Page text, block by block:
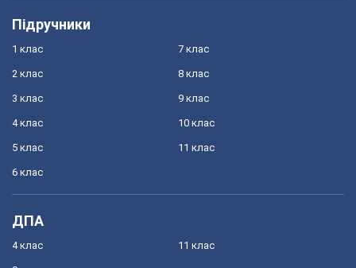
Підручники
1 клас
2 клас
3 клас
4 клас
5 клас
6 клас
7 клас
8 клас
9 клас
10 клас
11 клас
ДПА
4 клас 11 клас